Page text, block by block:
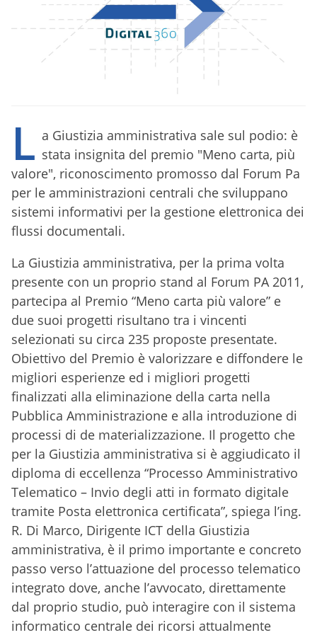
L a Giustizia amministrativa sale sul podio: è
stata insignita del premio "Meno carta, più
valore", riconoscimento promosso dal Forum Pa
per le amministrazioni centrali che sviluppano
sistemi informativi per la gestione elettronica dei
flussi documentali.
La Giustizia amministrativa, per la prima volta
presente con un proprio stand al Forum PA 2011,
partecipa al Premio “Meno carta più valore” e
due suoi progetti risultano tra i vincenti
selezionati su circa 235 proposte presentate.
Obiettivo del Premio è valorizzare e diffondere le
migliori esperienze ed i migliori progetti
finalizzati alla eliminazione della carta nella
Pubblica Amministrazione e alla introduzione di
processi di de materializzazione. Il progetto che
per la Giustizia amministrativa si è aggiudicato il
diploma di eccellenza “Processo Amministrativo
Telematico – Invio degli atti in formato digitale
tramite Posta elettronica certificata”, spiega l’ing.
R. Di Marco, Dirigente ICT della Giustizia
amministrativa, è il primo importante e concreto
passo verso l’attuazione del processo telematico
integrato dove, anche l’avvocato, direttamente
dal proprio studio, può interagire con il sistema
informatico centrale dei ricorsi attualmente